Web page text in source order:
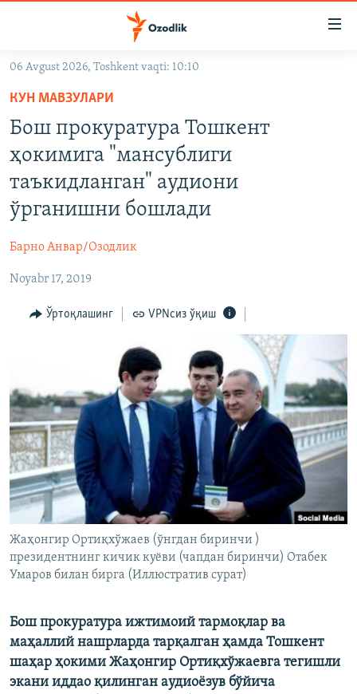
Асосий
навигацияга
ўтинг
Қидиришга
ўтинг
OZODARXIV
На русском
06 Avgust 2026, Toshkent vaqti: 10:10
КУН МАВЗУЛАРИ
Бош прокуратура Тошкент
ҳокимига "мансублиги
таъкидланган" аудиони
ўрганишни бошлади
Барно Анвар/Озодлик
Noyabr 17, 2019
Ўртоқлашинг VPNсиз ўқиш
Жаҳонгир Ортиқхўжаев (ўнгдан биринчи )
президентнинг кичик куёви (чапдан биринчи) Отабек
Умаров билан бирга (Иллюстратив сурат)
Бош прокуратура ижтимоий тармоқлар ва
маҳаллий нашрларда тарқалган ҳамда Тошкент
шаҳар ҳокими Жаҳонгир Ортиқхўжаевга тегишли
экани иддао қилинган аудиоёзув бўйича